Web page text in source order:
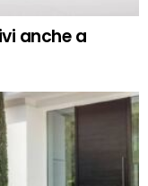
anche a